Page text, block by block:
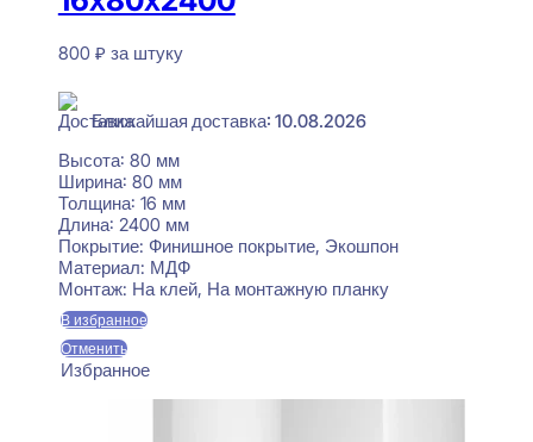
800 ₽ за штуку
Ближайшая доставка: 10.08.2026
Высота: 80 мм
Ширина: 80 мм
Толщина: 16 мм
Длина: 2400 мм
Покрытие: Финишное покрытие, Экошпон
Материал: МДФ
Монтаж: На клей, На монтажную планку
В избранное
Отменить
Избранное